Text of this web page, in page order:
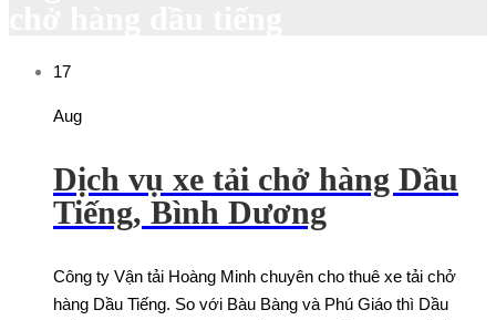
17
Aug
Dịch vụ xe tải chở hàng Dầu
Tiếng, Bình Dương
Công ty Vận tải Hoàng Minh chuyên cho thuê xe tải chở
hàng Dầu Tiếng. So với Bàu Bàng và Phú Giáo thì Dầu